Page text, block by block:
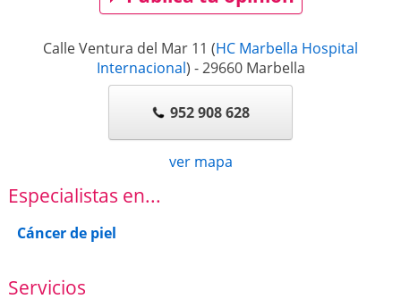
Calle Ventura del Mar 11 (HC Marbella Hospital
Internacional) -29660 Marbella
952 908 628
ver mapa
Especialistas en...
Cáncer de piel
Servicios